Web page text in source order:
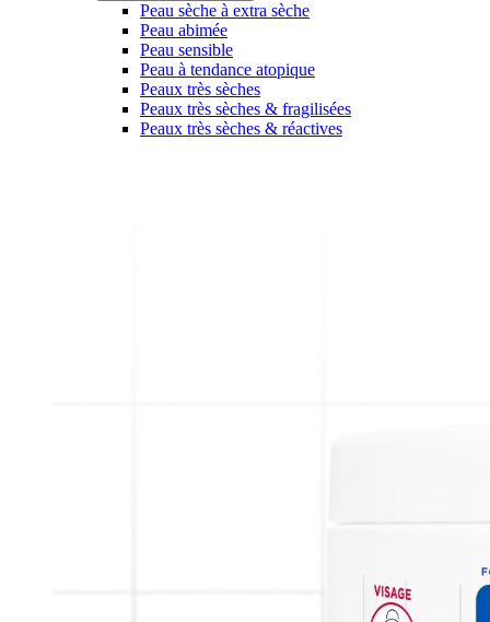
Peau sèche à extra sèche
Peau abimée
Peau sensible
Peau à tendance atopique
Peaux très sèches
Peaux très sèches & fragilisées
Peaux très sèches & réactives